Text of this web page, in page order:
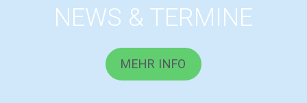
NEWS & TERMINE
MEHR INFO